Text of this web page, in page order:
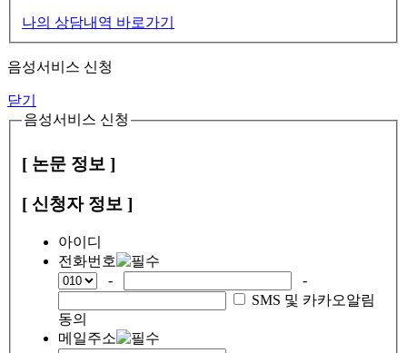
나의 상담내역 바로가기
음성서비스 신청
닫기
음성서비스 신청
[ 논문 정보 ]
[ 신청자 정보 ]
아이디
전화번호
-
-
SMS 및 카카오알림
동의
메일주소